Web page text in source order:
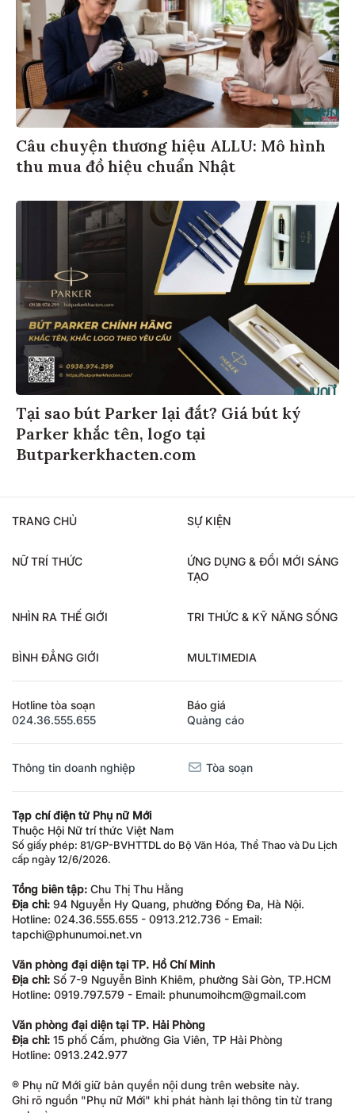
Câu chuyện thương hiệu ALLU: Mô hình
thu mua đồ hiệu chuẩn Nhật
Tại sao bút Parker lại đắt? Giá bút ký
Parker khắc tên, logo tại
Butparkerkhacten.com
TRANG CHỦ SỰ KIỆN
NỮ TRÍ THỨC
ỨNG DỤNG & ĐỔI MỚI SÁNG
TẠO
NHÌN RA THẾ GIỚI TRI THỨC & KỸ NĂNG SỐNG
BÌNH ĐẲNG GIỚI MULTIMEDIA
Hotline tòa soạn
024.36.555.655
Báo giá
Quảng cáo
Thông tin doanh nghiệp Tòa soạn
Tạp chí điện tử Phụ nữ Mới
Thuộc Hội Nữ trí thức Việt Nam
Số giấy phép: 81/GP-BVHTTDL do Bộ Văn Hóa, Thể Thao và Du Lịch
cấp ngày 12/6/2026.
Tổng biên tập: Chu Thị Thu Hằng
Địa chỉ: 94 Nguyễn Hy Quang, phường Đống Đa, Hà Nội.
Hotline: 024.36.555.655 - 0913.212.736 - Email:
tapchi@phunumoi.net.vn
Văn phòng đại diện tại TP. Hồ Chí Minh
Địa chỉ: Số 7-9 Nguyễn Bỉnh Khiêm, phường Sài Gòn, TP.HCM
Hotline: 0919.797.579 - Email: phunumoihcm@gmail.com
Văn phòng đại diện tại TP. Hải Phòng
Địa chỉ: 15 phố Cấm, phường Gia Viên, TP Hải Phòng
Hotline: 0913.242.977
® Phụ nữ Mới giữ bản quyền nội dung trên website này.
Ghi rõ nguồn "Phụ nữ Mới" khi phát hành lại thông tin từ trang